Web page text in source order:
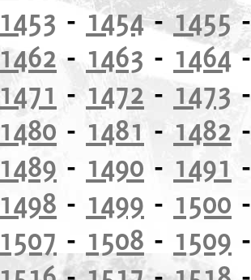
1453 - 1454-1455
1462 - 1463 - 1464
1471 - 1472 - 1473
1480 - 1481 - 1482
1489 - 1490 - 1491
1498 - 1499 - 1500
1507 - 1508 - 1509